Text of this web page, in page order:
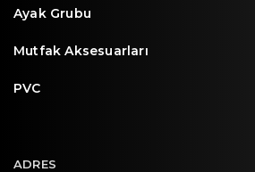
Ayak Grubu
Mutfak Aksesuarları
PVC
ADRES